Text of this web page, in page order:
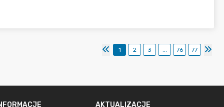
1 2 3 ... 76 77
AKTUALIZACJE